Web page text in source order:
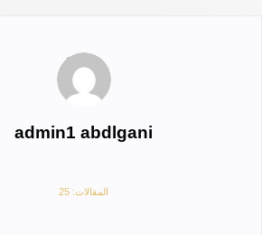
admin1 abdlgani
المقالات: 25